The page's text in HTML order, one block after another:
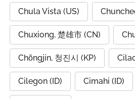
Chula Vista (US)
Chuxiong, 楚雄市 (CN)
Chŏngjin, 청진시 (KP)
Cilegon (ID) Cimahi (ID)